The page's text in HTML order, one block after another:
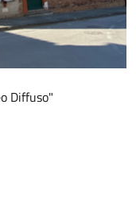
Diffuso"